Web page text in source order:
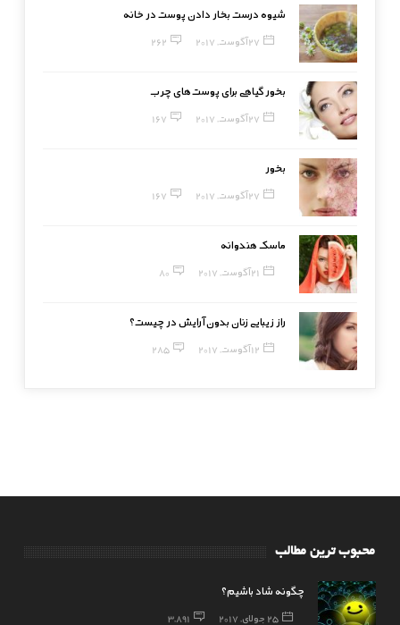
شیوه درست بخار دادن پوست در خانه
27 آگوست, 2017 262
بخور گیاهی برای پوست‌های چرب
27 آگوست, 2017 167
بخور
27 آگوست, 2017 167
ماسک هندوانه
21 آگوست, 2017 80
راز زیبایی زنان بدون آرایش در چیست؟
12 آگوست, 2017 285
محبوب ترین مطالب
چگونه شاد باشیم؟
25 جولای, 2017 3,891